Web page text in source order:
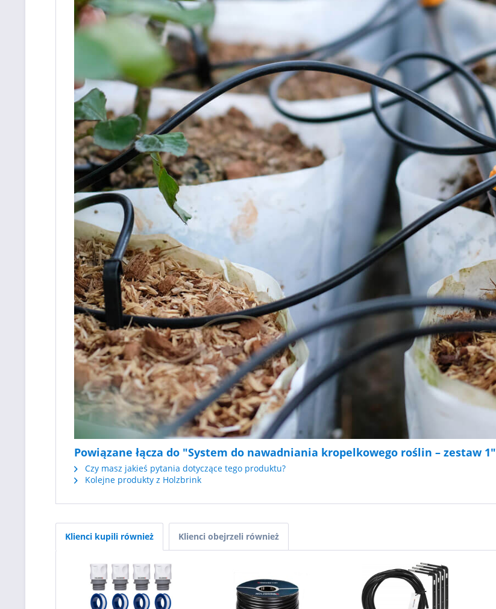
Powiązane łącza do "System do nawadniania kropelkowego roślin – zestaw 1"
Czy masz jakieś pytania dotyczące tego produktu?
Kolejne produkty z Holzbrink
Klienci kupili również Klienci obejrzeli również